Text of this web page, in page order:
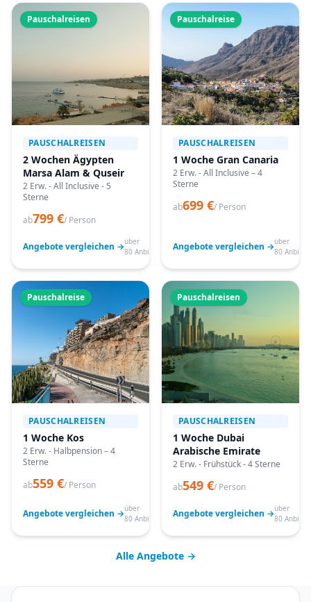
Pauschalreisen
PAUSCHALREISEN
2 Wochen Ägypten
Marsa Alam & Quseir
2 Erw. - All Inclusive - 5
Sterne
ab799 €/ Person
Angebote vergleichen →über
80 Anbieter
Pauschalreise
PAUSCHALREISEN
1 Woche Gran Canaria
2 Erw. - All Inclusive – 4
Sterne
ab699 €/ Person
Angebote vergleichen →über
80
Pauschalreise
PAUSCHALREISEN
1 Woche Kos
2 Erw. - Halbpension – 4
Sterne
ab559 €/ Person
Angebote vergleichen →über
80 Anbieter
Pauschalreisen
PAUSCHALREISEN
1 Woche Dubai
Arabische Emirate
2 Erw. - Frühstück - 4 Sterne
ab549 €/ Person
Angebote vergleichen →über
80
Alle Angebote →